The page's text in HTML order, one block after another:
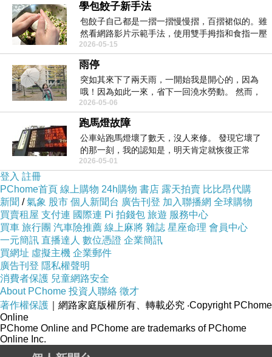
學包餃子新手法
包餃子自己都是一摺一摺慢慢摺，百摺裙似的。雖
然看網路影片示範手法，使用雙手拇指和食指一壓
就完成一個元...
2026-05-15
雨停
突如其來下了兩天雨，一開始我是開心的，因為
哦！因為如此一來，省下一回澆水勞動。 然而，
第二天我就開...
2026-05-06
跑馬燈故障
公車站跑馬燈壞了數天，沒人來修。 發現它壞了
的那一刻，我的認知是，明天肯定就恢復正常
&hellip...
2026-05-01
登入 註冊
PChome首頁 線上購物 24h購物 書店 露天拍賣 比比昂代購
新聞 /氣象 股市 個人新聞台 廣告刊登 加入聯播網 全球購物
買賣租屋 支付連 國際連 Pi 拍錢包 旅遊 服務中心
買車 旅行團 汽車險推薦 線上麻將 雜誌 星座命理 會員中心
一元簡訊 直播達人 數位憑證 企業簡訊
買網址 虛擬主機 企業郵件
廣告刊登 隱私權聲明
消費者保護 兒童網路安全
About PChome 投資人聯絡 徵才
著作權保護 ｜網路家庭版權所有、轉載必究 ‧Copyright PChome
Online
PChome Online and PChome are trademarks of PChome
Online Inc.